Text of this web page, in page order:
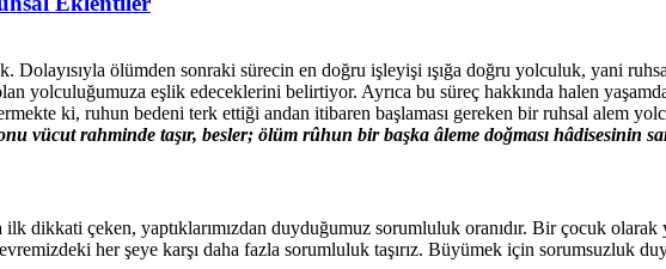
Dolayısıyla ölümden sonraki sürecin en doğru işleyişi ışığa doğru yolculuk, yani
yolculuğumuza eşlik edeceklerini belirtiyor. Ayrıca bu süreç hakkında halen
ki, ruhun bedeni terk ettiği andan itibaren başlaması gereken bir ruhsal alem
vücut rahminde taşır, besler; ölüm rûhun bir başka âleme doğması hâdisesinin
dikkati çeken, yaptıklarımızdan duyduğumuz sorumluluk oranıdır. Bir çocuk olarak
her şeye karşı daha fazla sorumluluk taşırız. Büyümek için sorumsuzluk